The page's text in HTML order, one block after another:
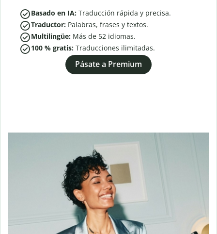
Basado en IA: Traducción rápida y precisa.
Traductor: Palabras, frases y textos.
Multilingüe: Más de 52 idiomas.
100 % gratis: Traducciones ilimitadas.
Pásate a Premium